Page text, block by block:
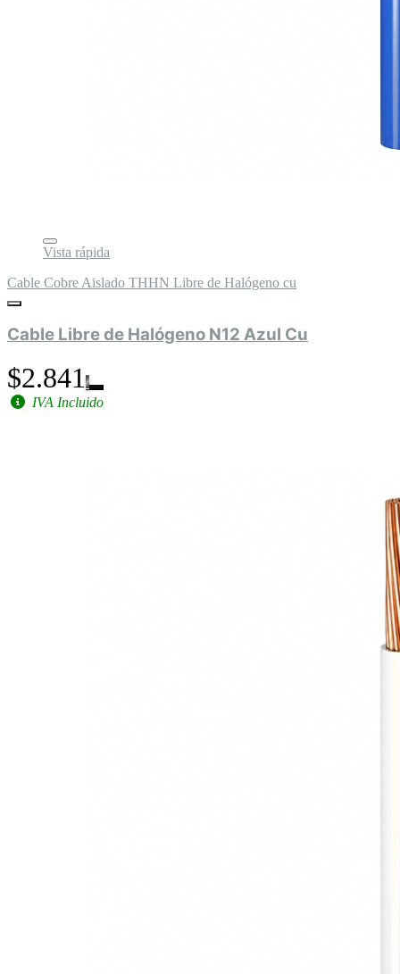
Vista rápida
Cable Cobre Aislado THHN Libre de Halógeno cu
Cable Libre de Halógeno N12 Azul Cu
$2.841
IVA Incluido